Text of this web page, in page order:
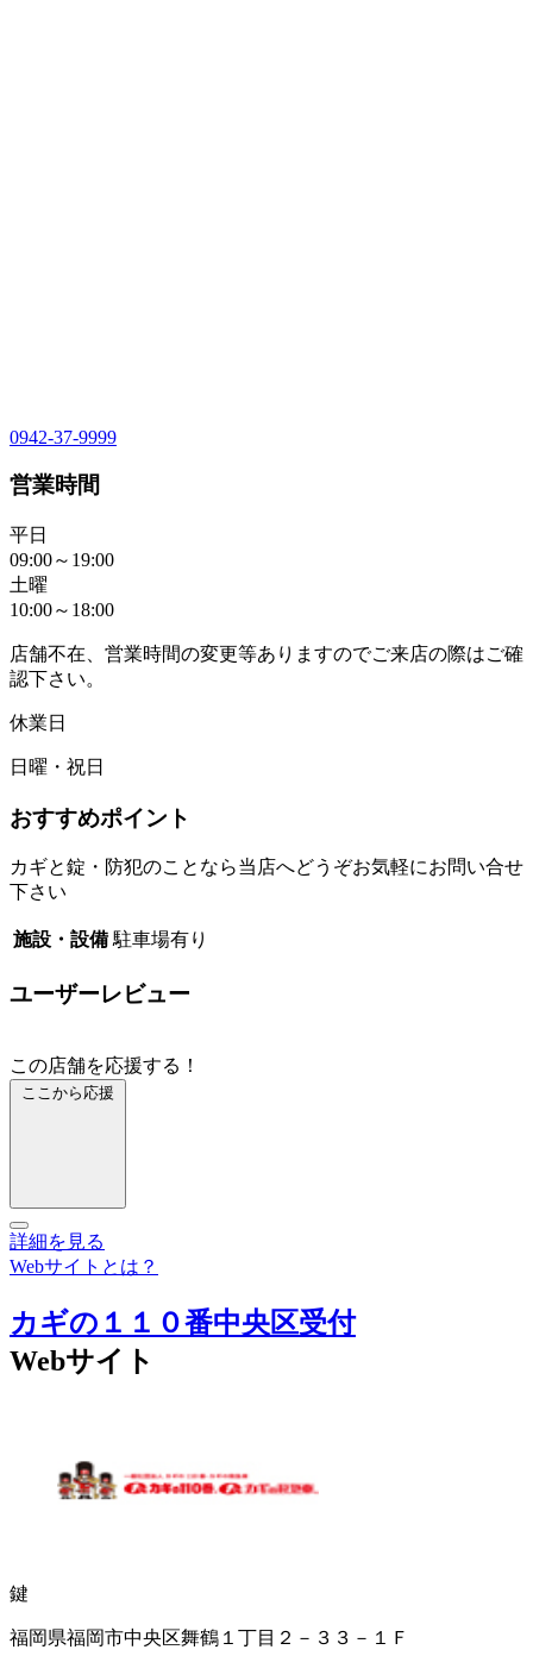
0942-37-9999
営業時間
平日
09:00～19:00
土曜
10:00～18:00
店舗不在、営業時間の変更等ありますのでご来店の際はご確
認下さい。
休業日
日曜・祝日
おすすめポイント
カギと錠・防犯のことなら当店へどうぞお気軽にお問い合せ
下さい
施設・設備 駐車場有り
ユーザーレビュー
この店舗を応援する！
ここから応援
詳細を見る
Webサイトとは？
カギの１１０番中央区受付
Webサイト
鍵
福岡県福岡市中央区舞鶴１丁目２－３３－１Ｆ